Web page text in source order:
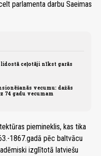
parlamenta darbu Saeimas
ceļotāji nīkst garās
vecumu: dažās
74 gadu vecumam
piemineklis, kas tika
1867.gadā pēc baltvācu
izglītotā latviešu